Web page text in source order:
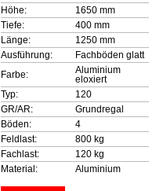
Höhe:
1650 mm
Tiefe:
400 mm
Länge:
1250 mm
Ausführung:
Fachböden glatt
Farbe:
Aluminium
eloxiert
Typ:
120
GR/AR:
Grundregal
Böden:
4
Feldlast:
800 kg
Fachlast:
120 kg
Material:
Aluminium